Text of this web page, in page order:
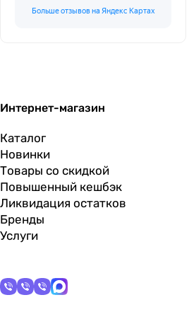
Больше отзывов на Яндекс Картах
Интернет-магазин
Каталог
Новинки
Товары со скидкой
Повышенный кешбэк
Ликвидация остатков
Бренды
Услуги